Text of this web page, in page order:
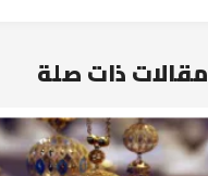
مقالات ذات صلة